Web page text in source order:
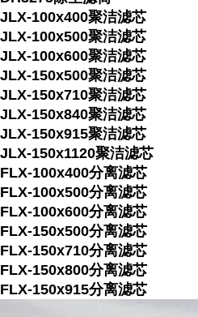
JLX-100x400聚洁滤芯
JLX-100x500聚洁滤芯
JLX-100x600聚洁滤芯
JLX-150x500聚洁滤芯
JLX-150x710聚洁滤芯
JLX-150x840聚洁滤芯
JLX-150x915聚洁滤芯
JLX-150x1120聚洁滤芯
FLX-100x400分离滤芯
FLX-100x500分离滤芯
FLX-100x600分离滤芯
FLX-150x500分离滤芯
FLX-150x710分离滤芯
FLX-150x800分离滤芯
FLX-150x915分离滤芯